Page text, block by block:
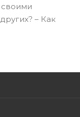
своими
– Как